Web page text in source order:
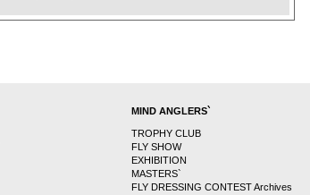
MIND ANGLERS`
TROPHY CLUB
FLY SHOW
EXHIBITION
MASTERS`
FLY DRESSING CONTEST Archives